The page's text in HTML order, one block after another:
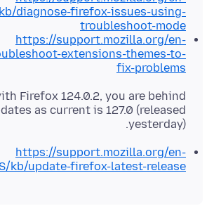
diagnose-firefox-issues-using-
troubleshoot-mode
https://support.mozilla.org/en-
extensions-themes-to-
fix-problems
Firefox 124.0.2, you are behind
as current is 127.0 (released
yesterday).
https://support.mozilla.org/en-
kb/update-firefox-latest-release